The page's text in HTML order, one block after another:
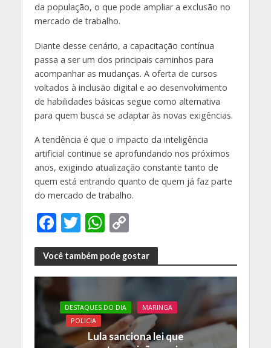
da população, o que pode ampliar a exclusão no
mercado de trabalho.
Diante desse cenário, a capacitação contínua
passa a ser um dos principais caminhos para
acompanhar as mudanças. A oferta de cursos
voltados à inclusão digital e ao desenvolvimento
de habilidades básicas segue como alternativa
para quem busca se adaptar às novas exigências.
A tendência é que o impacto da inteligência
artificial continue se aprofundando nos próximos
anos, exigindo atualização constante tanto de
quem está entrando quanto de quem já faz parte
do mercado de trabalho.
F
ac
e
b
o
o
k
T
w
itt
er
W
h
at
s
A
p
p
C
o
p
y
Li
n
k
Você também pode gostar
DESTAQUES DO DIA
MARINGA
POLICIA
Lula sanciona lei que